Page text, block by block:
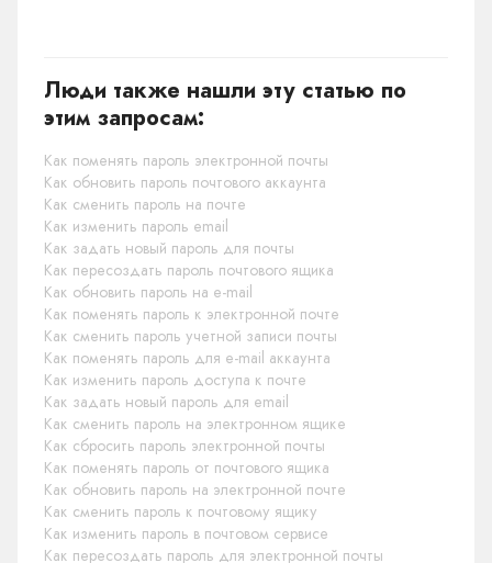
Люди также нашли эту статью по
этим запросам:
Как поменять пароль электронной почты
Как обновить пароль почтового аккаунта
Как сменить пароль на почте
Как изменить пароль email
Как задать новый пароль для почты
Как пересоздать пароль почтового ящика
Как обновить пароль на e-mail
Как поменять пароль к электронной почте
Как сменить пароль учетной записи почты
Как поменять пароль для e-mail аккаунта
Как изменить пароль доступа к почте
Как задать новый пароль для email
Как сменить пароль на электронном ящике
Как сбросить пароль электронной почты
Как поменять пароль от почтового ящика
Как обновить пароль на электронной почте
Как сменить пароль к почтовому ящику
Как изменить пароль в почтовом сервисе
Как пересоздать пароль для электронной почты